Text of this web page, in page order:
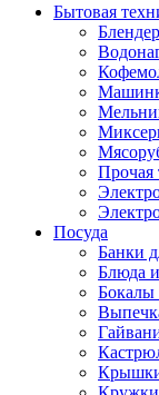
Бытовая
Прочая
Посуда
Банки
Блюда
Бокалы